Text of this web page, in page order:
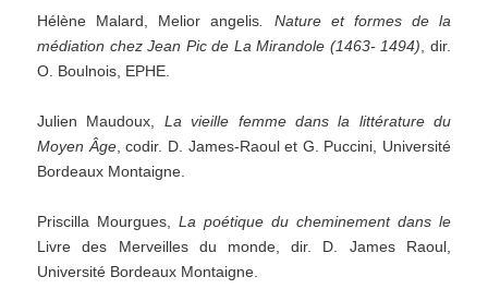
Hélène Malard, Melior angelis. Nature et formes de la
médiation chez Jean Pic de La Mirandole (1463-1494), dir.
O. Boulnois, EPHE.
Julien Maudoux, La vieille femme dans la littérature du
Moyen Âge, codir. D. James-Raoul et G. Puccini, Université
Bordeaux Montaigne.
Priscilla Mourgues,La poétique du cheminement dans le
Livre des Merveilles du monde, dir. D. James Raoul,
Université Bordeaux Montaigne.